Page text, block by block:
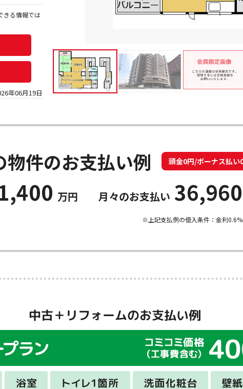
きる情報では
年06月19日
物件のお支払い例 頭金0円/ボーナス払い
万円 月々のお支払い 36,960
※上記支払例の借入条件：金利
中古＋リフォームのお支払い例